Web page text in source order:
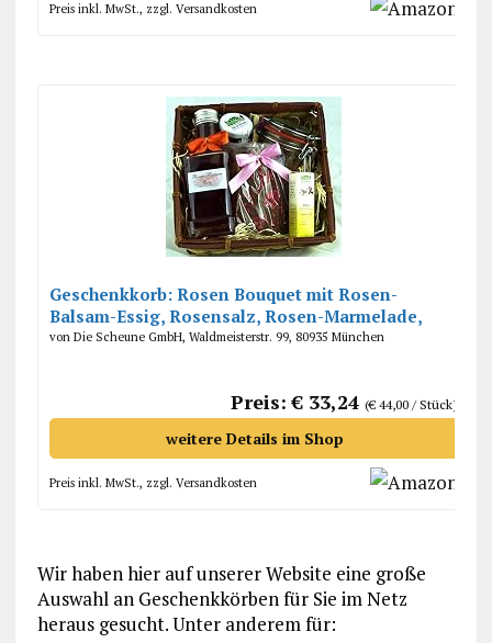
Preis inkl. MwSt., zzgl. Versandkosten
Geschenkkorb: Rosen Bouquet mit Rosen-
Balsam-Essig, Rosensalz, Rosen-Marmelade,
Schokolade mit Rosenblüten
von Die Scheune GmbH, Waldmeisterstr. 99, 80935 München
Preis: € 33,24 (€ 44,00 / Stück)
weitere Details im Shop
Preis inkl. MwSt., zzgl. Versandkosten
Wir haben hier auf unserer Website eine große
Auswahl an Geschenkkörben für Sie im Netz
heraus gesucht. Unter anderem für: